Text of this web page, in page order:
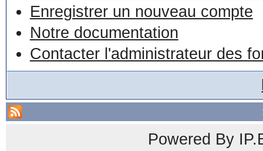
Enregistrer un nouveau compte
Notre documentation
Contacter l'administrateur des
Powered By